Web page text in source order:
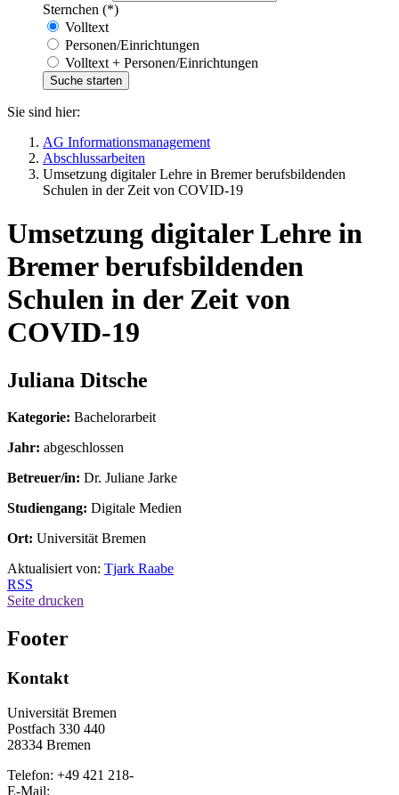
Sternchen (*)
Volltext
Personen/Einrichtungen
Volltext + Personen/Einrichtungen
Sie sind hier:
AG Informationsmanagement
Abschlussarbeiten
Umsetzung digitaler Lehre in Bremer berufsbildenden
Schulen in der Zeit von COVID-19
Umsetzung digitaler Lehre in
Bremer berufsbildenden
Schulen in der Zeit von
COVID-19
Juliana Ditsche
Kategorie: Bachelorarbeit
Jahr: abgeschlossen
Betreuer/in: Dr. Juliane Jarke
Studiengang: Digitale Medien
Ort: Universität Bremen
Aktualisiert von: Tjark Raabe
RSS
Seite drucken
Footer
Kontakt
Universität Bremen
Postfach 330 440
28334 Bremen
Telefon: +49 421 218-
E-Mail: